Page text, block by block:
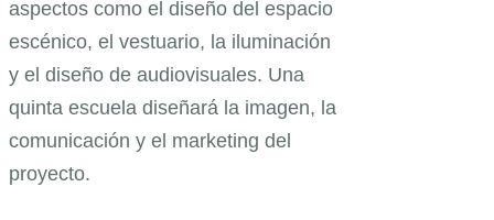
aspectos como el diseño del espacio
escénico, el vestuario, la iluminación
y el diseño de audiovisuales. Una
quinta escuela diseñará la imagen, la
comunicación y el marketing del
proyecto.